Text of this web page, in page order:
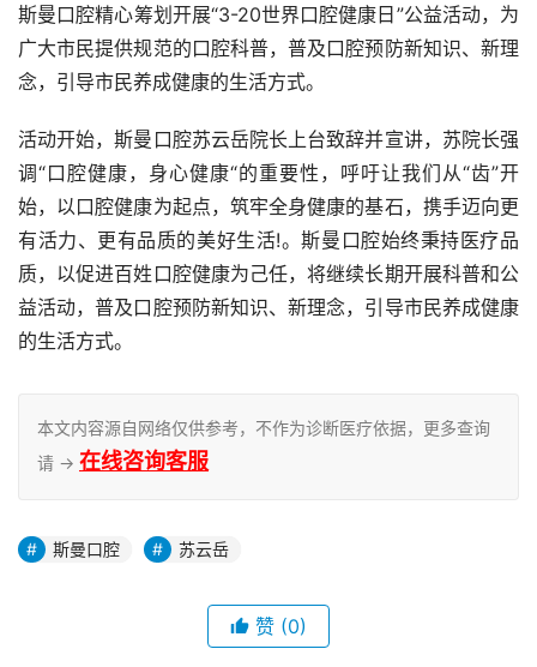
斯曼口腔精心筹划开展“3-20世界口腔健康日”公益活动，为
广大市民提供规范的口腔科普，普及口腔预防新知识、新理
念，引导市民养成健康的生活方式。
活动开始，斯曼口腔苏云岳院长上台致辞并宣讲，苏院长强
调“口腔健康，身心健康“的重要性，呼吁让我们从“齿”开
始，以口腔健康为起点，筑牢全身健康的基石，携手迈向更
有活力、更有品质的美好生活!。斯曼口腔始终秉持医疗品
质，以促进百姓口腔健康为己任，将继续长期开展科普和公
益活动，普及口腔预防新知识、新理念，引导市民养成健康
的生活方式。
本文内容源自网络仅供参考，不作为诊断医疗依据，更多查询
请 → 在线咨询客服
斯曼口腔 苏云岳
赞 (0)